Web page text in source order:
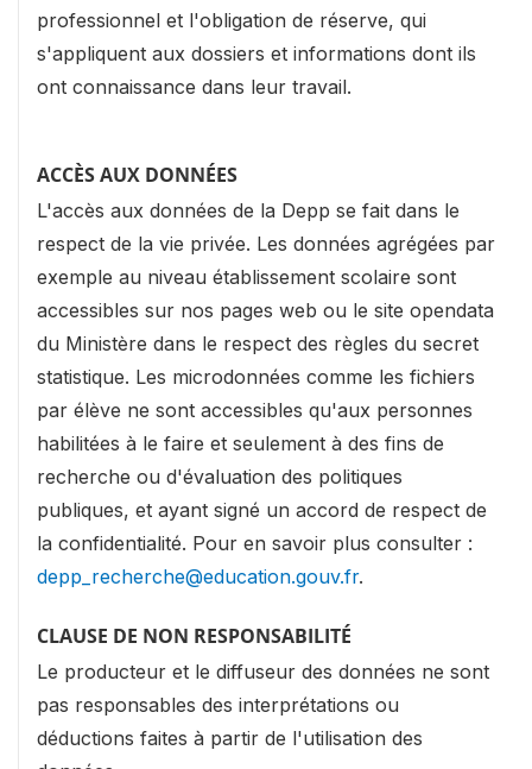
professionnel et l'obligation de réserve, qui
s'appliquent aux dossiers et informations dont ils
ont connaissance dans leur travail.
ACCÈS AUX DONNÉES
L'accès aux données de la Depp se fait dans le
respect de la vie privée. Les données agrégées par
exemple au niveau établissement scolaire sont
accessibles sur nos pages web ou le site opendata
du Ministère dans le respect des règles du secret
statistique. Les microdonnées comme les fichiers
par élève ne sont accessibles qu'aux personnes
habilitées à le faire et seulement à des fins de
recherche ou d'évaluation des politiques
publiques, et ayant signé un accord de respect de
la confidentialité. Pour en savoir plus consulter :
depp_recherche@education.gouv.fr.
CLAUSE DE NON RESPONSABILITÉ
Le producteur et le diffuseur des données ne sont
pas responsables des interprétations ou
déductions faites à partir de l'utilisation des